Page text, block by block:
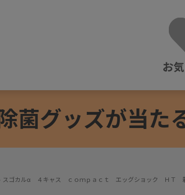
お
菌グッズが当た
スゴカルα ４キャス ｃｏｍｐａｃｔ エッグショック ＨＴ 着